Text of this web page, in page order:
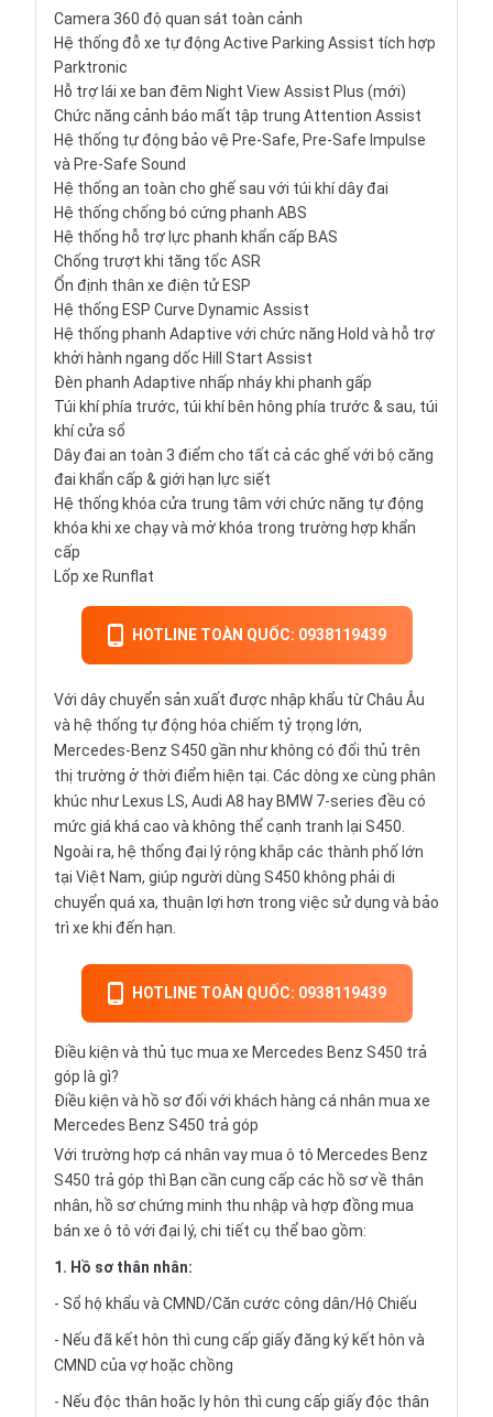
Camera 360 độ quan sát toàn cảnh
Hệ thống đỗ xe tự động Active Parking Assist tích hợp
Parktronic
Hỗ trợ lái xe ban đêm Night View Assist Plus (mới)
Chức năng cảnh báo mất tập trung Attention Assist
Hệ thống tự động bảo vệ Pre-Safe, Pre-Safe Impulse
và Pre-Safe Sound
Hệ thống an toàn cho ghế sau với túi khí dây đai
Hệ thống chống bó cứng phanh ABS
Hệ thống hỗ trợ lực phanh khẩn cấp BAS
Chống trượt khi tăng tốc ASR
Ổn định thân xe điện tử ESP
Hệ thống ESP Curve Dynamic Assist
Hệ thống phanh Adaptive với chức năng Hold và hỗ trợ
khởi hành ngang dốc Hill Start Assist
Đèn phanh Adaptive nhấp nháy khi phanh gấp
Túi khí phía trước, túi khí bên hông phía trước & sau, túi
khí cửa sổ
Dây đai an toàn 3 điểm cho tất cả các ghế với bộ căng
đai khẩn cấp & giới hạn lực siết
Hệ thống khóa cửa trung tâm với chức năng tự động
khóa khi xe chạy và mở khóa trong trường hợp khẩn
cấp
Lốp xe Runflat
HOTLINE TOÀN QUỐC: 0938119439
Với dây chuyển sản xuất được nhập khẩu từ Châu Âu
và hệ thống tự động hóa chiếm tỷ trọng lớn,
Mercedes-Benz S450 gần như không có đối thủ trên
thị trường ở thời điểm hiện tại. Các dòng xe cùng phân
khúc như Lexus LS, Audi A8 hay BMW 7-series đều có
mức giá khá cao và không thể cạnh tranh lại S450.
Ngoài ra, hệ thống đại lý rộng khắp các thành phố lớn
tại Việt Nam, giúp người dùng S450 không phải di
chuyển quá xa, thuận lợi hơn trong việc sử dụng và bảo
trì xe khi đến hạn.
HOTLINE TOÀN QUỐC: 0938119439
Điều kiện và thủ tục mua xe Mercedes Benz S450 trả
góp là gì?
Điều kiện và hồ sơ đối với khách hàng cá nhân mua xe
Mercedes Benz S450 trả góp
Với trường hợp cá nhân vay mua ô tô Mercedes Benz
S450 trả góp thì Bạn cần cung cấp các hồ sơ về thân
nhân, hồ sơ chứng minh thu nhập và hợp đồng mua
bán xe ô tô với đại lý, chi tiết cụ thể bao gồm:
1. Hồ sơ thân nhân:
- Sổ hộ khẩu và CMND/Căn cước công dân/Hộ Chiếu
- Nếu đã kết hôn thì cung cấp giấy đăng ký kết hôn và
CMND của vợ hoặc chồng
- Nếu độc thân hoặc ly hôn thì cung cấp giấy độc thân